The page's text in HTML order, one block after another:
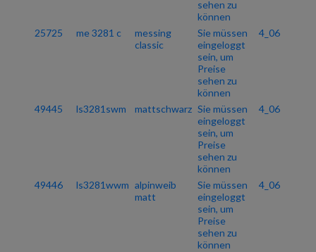
sehen zu
können
25725 me 3281 c
messing
classic
Sie müssen
eingeloggt
sein, um
Preise
sehen zu
können
4_06
49445 ls3281swm mattschwarz Sie müssen
eingeloggt
sein, um
Preise
sehen zu
können
4_06
49446 ls3281wwm alpinweib
matt
Sie müssen
eingeloggt
sein, um
Preise
sehen zu
können
4_06